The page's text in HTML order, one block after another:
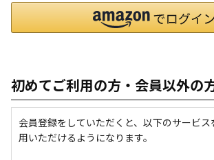
初めてご利用の方・会員以外の
会員登録をしていただくと、以下のサービ
用いただけるようになります。